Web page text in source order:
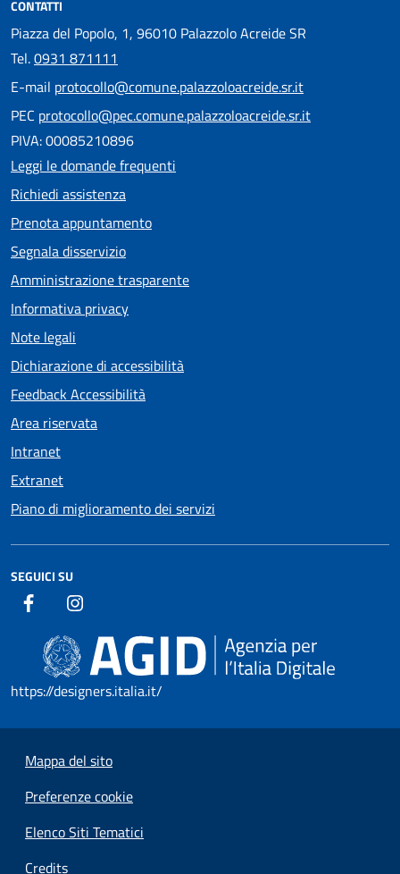
CONTATTI
Piazza del Popolo, 1, 96010 Palazzolo Acreide SR
Tel.0931 871111
E-mail protocollo@comune.palazzoloacreide.sr.it
PEC protocollo@pec.comune.palazzoloacreide.sr.it
PIVA: 00085210896
Leggi le domande frequenti
Richiedi assistenza
Prenota appuntamento
Segnala disservizio
Amministrazione trasparente
Informativa privacy
Note legali
Dichiarazione di accessibilità
Feedback Accessibilità
Area riservata
Intranet
Extranet
Piano di miglioramento dei servizi
SEGUICI SU
https://designers.italia.it/
Mappa del sito
Preferenze cookie
Elenco Siti Tematici
Credits